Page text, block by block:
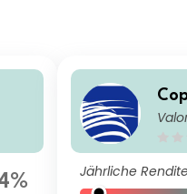
Jährliche